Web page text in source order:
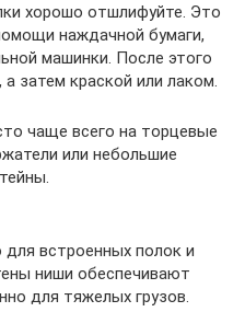
хорошо отшлифуйте. Это
наждачной бумаги,
машинки. После этого
затем краской или лаком.
чаще всего на торцевые
или небольшие
встроенных полок и
ниши обеспечивают
для тяжелых грузов.